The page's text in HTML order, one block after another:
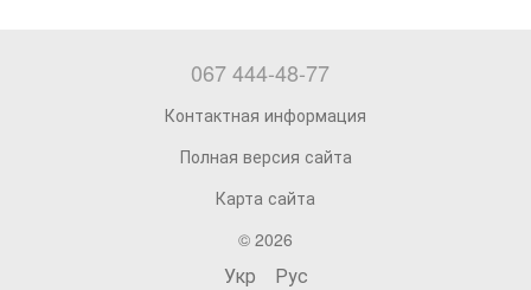
067 444-48-77
Контактная информация
Полная версия сайта
Карта сайта
© 2026
Укр Рус